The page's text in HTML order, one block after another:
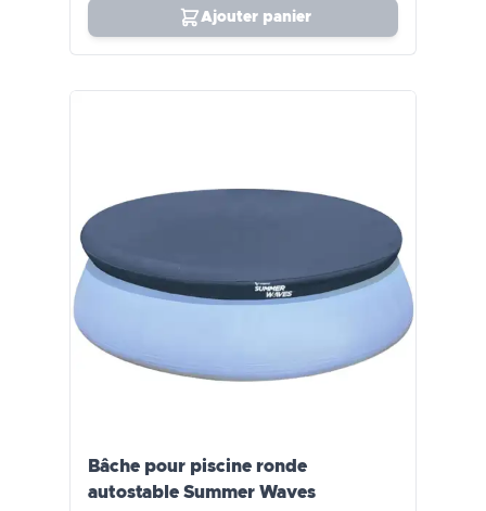
Ajouter panier
Bâche pour piscine ronde
autostable Summer Waves